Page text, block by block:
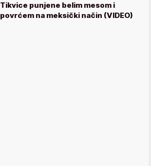
Tikvice punjene belim mesom i
povrćem na meksički način (VIDEO)